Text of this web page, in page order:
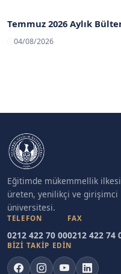
Temmuz 2026 Aylık
04/08/2026
Eğitimde mükemmellik
üreten, yenilikçi ve
üniversitesi.
TELEFON
0212 422 70 00
FAX
0212 422 74
BİZİ TAKİP EDİN